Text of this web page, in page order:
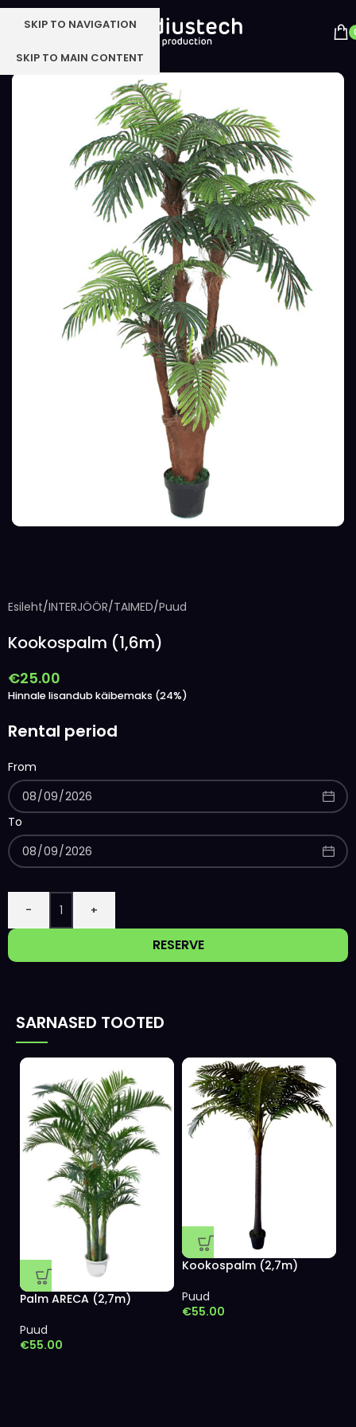
SKIP TO NAVIGATION
SKIP TO MAIN CONTENT
Esileht/INTERJÖÖR/TAIMED/Puud
Kookospalm (1,6m)
€25.00
Hinnale lisandub käibemaks (24%)
Rental period
From
To
- +
RESERVE
SARNASED TOOTED
Palm ARECA (2,7m)
Puud
€55.00
Kookospalm (2,7m)
Puud
€55.00